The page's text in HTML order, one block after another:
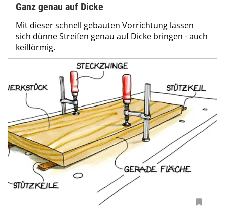
Ganz genau auf Dicke
Mit dieser schnell gebauten Vorrichtung lassen
sich dünne Streifen genau auf Dicke bringen - auch
keilförmig.